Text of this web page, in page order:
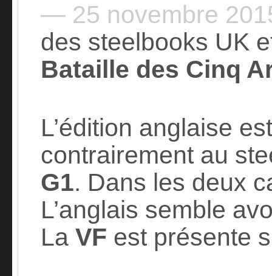
— 25 novembre
des steelbooks UK
Bataille des Cinq
L’édition anglaise
contrairement au
G1. Dans les deux
L’anglais semble
LaVF est présente